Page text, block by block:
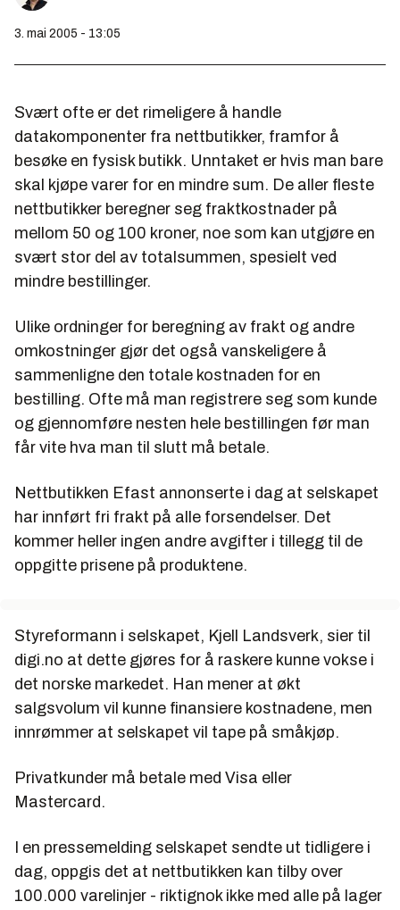
3. mai 2005 - 13:05
Svært ofte er det rimeligere å handle
datakomponenter fra nettbutikker, framfor å
besøke en fysisk butikk. Unntaket er hvis man bare
skal kjøpe varer for en mindre sum. De aller fleste
nettbutikker beregner seg fraktkostnader på
mellom 50 og 100 kroner, noe som kan utgjøre en
svært stor del av totalsummen, spesielt ved
mindre bestillinger.
Ulike ordninger for beregning av frakt og andre
omkostninger gjør det også vanskeligere å
sammenligne den totale kostnaden for en
bestilling. Ofte må man registrere seg som kunde
og gjennomføre nesten hele bestillingen før man
får vite hva man til slutt må betale.
Nettbutikken Efast annonserte i dag at selskapet
har innført fri frakt på alle forsendelser. Det
kommer heller ingen andre avgifter i tillegg til de
oppgitte prisene på produktene.
Styreformann i selskapet, Kjell Landsverk, sier til
digi.no at dette gjøres for å raskere kunne vokse i
det norske markedet. Han mener at økt
salgsvolum vil kunne finansiere kostnadene, men
innrømmer at selskapet vil tape på småkjøp.
Privatkunder må betale med Visa eller
Mastercard.
I en pressemelding selskapet sendte ut tidligere i
dag, oppgis det at nettbutikken kan tilby over
100.000 varelinjer - riktignok ikke med alle på lager